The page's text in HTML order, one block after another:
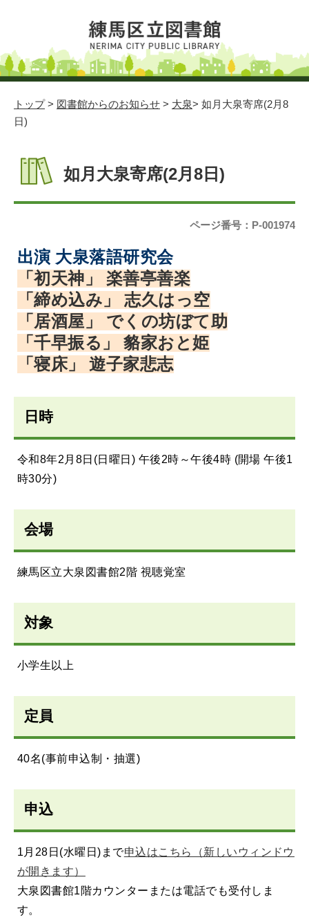
トップ> 図書館からのお知らせ > 大泉> 如月大泉寄席(2月8
日)
如月大泉寄席(2月8日)
ページ番号：P-001974
出演 大泉落語研究会
「初天神」 楽善亭善楽
「締め込み」 志久はっ空
「居酒屋」 でくの坊ぼて助
「千早振る」 貉家おと姫
「寝床」 遊子家悲志
日時
令和8年2月8日(日曜日) 午後2時～午後4時 (開場 午後1
時30分)
会場
練馬区立大泉図書館2階 視聴覚室
対象
小学生以上
定員
40名(事前申込制・抽選)
申込
1月28日(水曜日)まで申込はこちら（新しいウィンドウ
が開きます）
大泉図書館1階カウンターまたは電話でも受付しま
す。